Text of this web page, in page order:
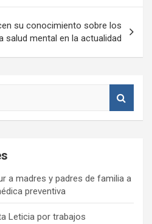
su conocimiento sobre los
salud mental en la actualidad
a madres y padres de familia a
preventiva
Leticia por trabajos